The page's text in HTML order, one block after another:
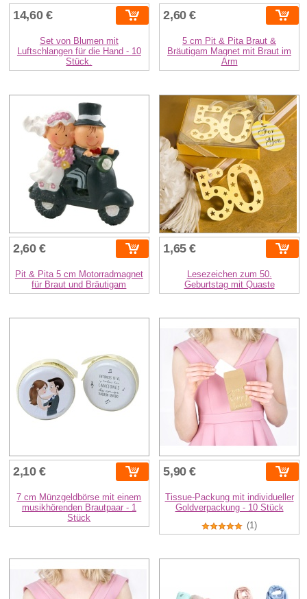
14,60 €
Set von Blumen mit
Luftschlangen für die Hand - 10
Stück.
2,60 €
5 cm Pit & Pita Braut &
Bräutigam Magnet mit Braut im
Arm
2,60 €
Pit & Pita 5 cm Motorradmagnet
für Braut und Bräutigam
1,65 €
Lesezeichen zum 50.
Geburtstag mit Quaste
2,10 €
7 cm Münzgeldbörse mit einem
musikhörenden Brautpaar - 1
Stück
5,90 €
Tissue-Packung mit individueller
Goldverpackung - 10 Stück
(1)